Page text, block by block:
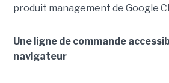
produit management de Google
Une ligne de commande
navigateur